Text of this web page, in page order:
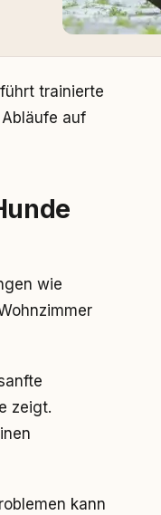
trainierte
auf
wie
zeigt.
kann